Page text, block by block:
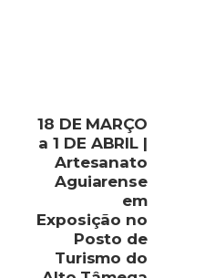
18 DE MARÇO
a 1 DE ABRIL |
Artesanato
Aguiarense
em
Exposição no
Posto de
Turismo do